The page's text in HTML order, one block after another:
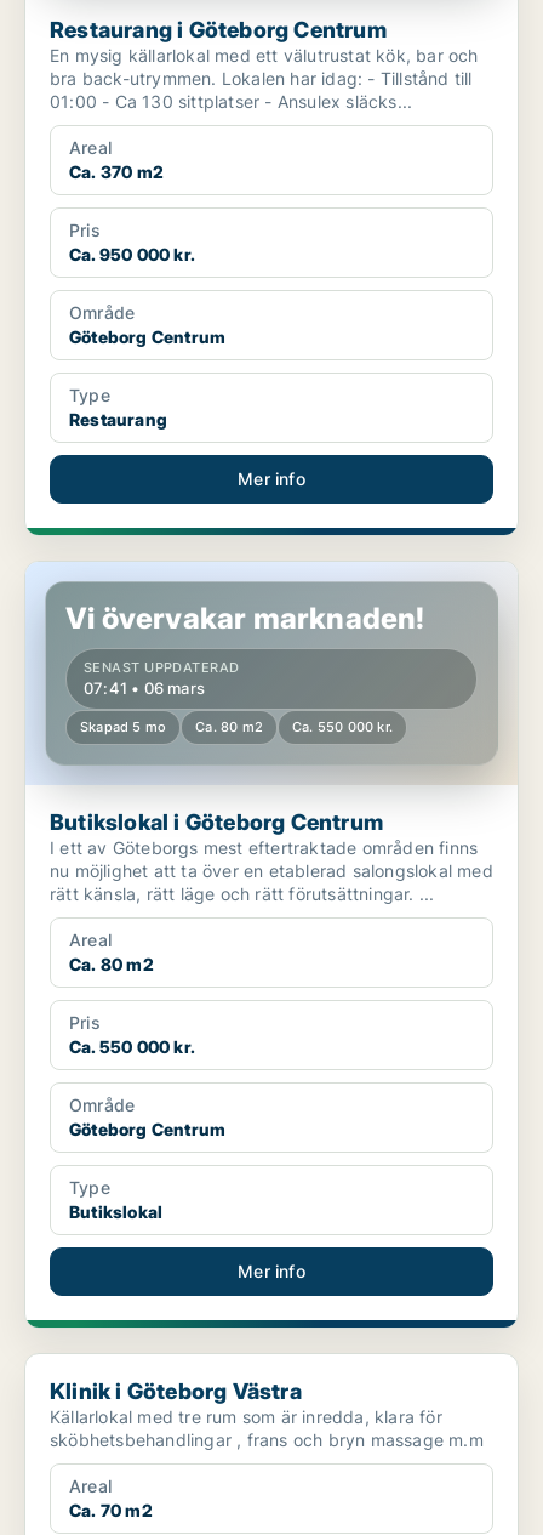
Restaurang i Göteborg Centrum
En mysig källarlokal med ett välutrustat kök, bar och
bra back-utrymmen. Lokalen har idag: - Tillstånd till
01:00 - Ca 130 sittplatser - Ansulex släcks...
Areal
Ca. 370 m2
Pris
Ca. 950 000 kr.
Område
Göteborg Centrum
Type
Restaurang
Mer info
Butikslokal i Göteborg Centrum
Vi övervakar marknaden!
SENAST UPPDATERAD
07:41 • 06 mars
Skapad 5 mo Ca. 80 m2 Ca. 550 000 kr.
Butikslokal i Göteborg Centrum
I ett av Göteborgs mest eftertraktade områden finns
nu möjlighet att ta över en etablerad salongslokal med
rätt känsla, rätt läge och rätt förutsättningar. ...
Areal
Ca. 80 m2
Pris
Ca. 550 000 kr.
Område
Göteborg Centrum
Type
Butikslokal
Mer info
Klinik i Göteborg Västra
Klinik i Göteborg Västra
Källarlokal med tre rum som är inredda, klara för
sköbhetsbehandlingar , frans och bryn massage m.m
Areal
Ca. 70 m2